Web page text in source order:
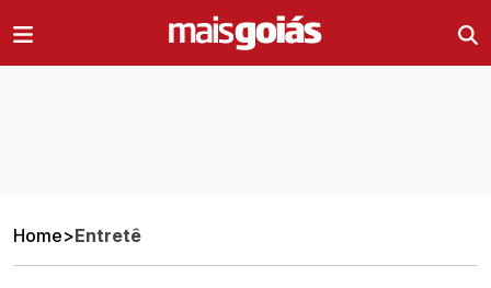
Home>Entretê